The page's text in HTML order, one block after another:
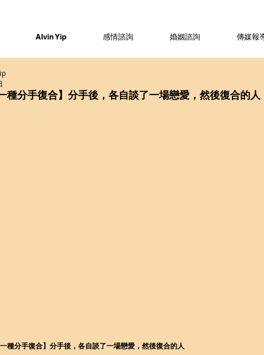
Alvin Yip 感情諮詢 婚姻諮詢 傳媒報
一種分手復合】分手後，各自談了一場戀愛，然後復合的人
一種分手復合】分手後，各自談了一場戀愛，然後復合的人